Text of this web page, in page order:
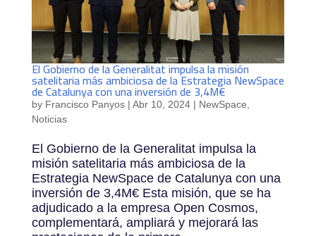
El Gobierno de la Generalitat impulsa la misión
satelitaria más ambiciosa de la Estrategia NewSpace
de Catalunya con una inversión de 3,4M€
by Francisco Panyos| Abr 10, 2024| NewSpace
Noticias
El Gobierno de la Generalitat impulsa la
misión satelitaria más ambiciosa de la
Estrategia NewSpace de Catalunya con una
inversión de 3,4M€ Esta misión, que se ha
adjudicado a la empresa Open Cosmos,
complementará, ampliará y mejorará las